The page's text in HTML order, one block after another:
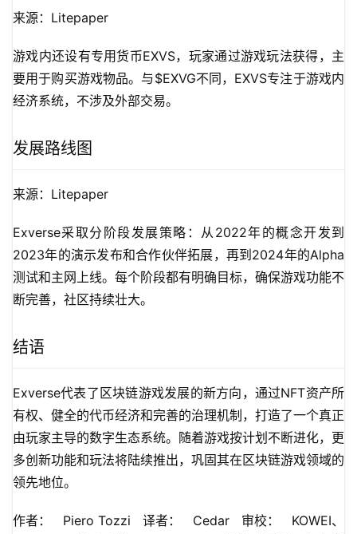
来源：Litepaper
游戏内还设有专用货币EXVS，玩家通过游戏玩法获得，主
要用于购买游戏物品。与$EXVG不同，EXVS专注于游戏内
经济系统，不涉及外部交易。
发展路线图
来源：Litepaper
Exverse采取分阶段发展策略：从2022年的概念开发到
2023年的演示发布和合作伙伴拓展，再到2024年的Alpha
测试和主网上线。每个阶段都有明确目标，确保游戏功能不
断完善，社区持续壮大。
结语
Exverse代表了区块链游戏发展的新方向，通过NFT资产所
有权、健全的代币经济和完善的治理机制，打造了一个真正
由玩家主导的数字生态系统。随着游戏按计划不断进化，更
多创新功能和玩法将陆续推出，巩固其在区块链游戏领域的
领先地位。
作者：   Piero Tozzi   译者：   Cedar   审校：   KOWEI、